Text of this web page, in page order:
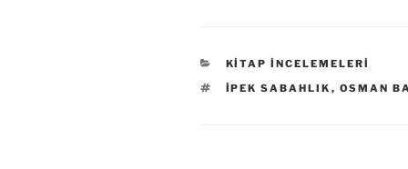
KATEGORILER
KITAP İNCELEMELERI
ETIKETLER
İPEK SABAHLIK , OSMAN